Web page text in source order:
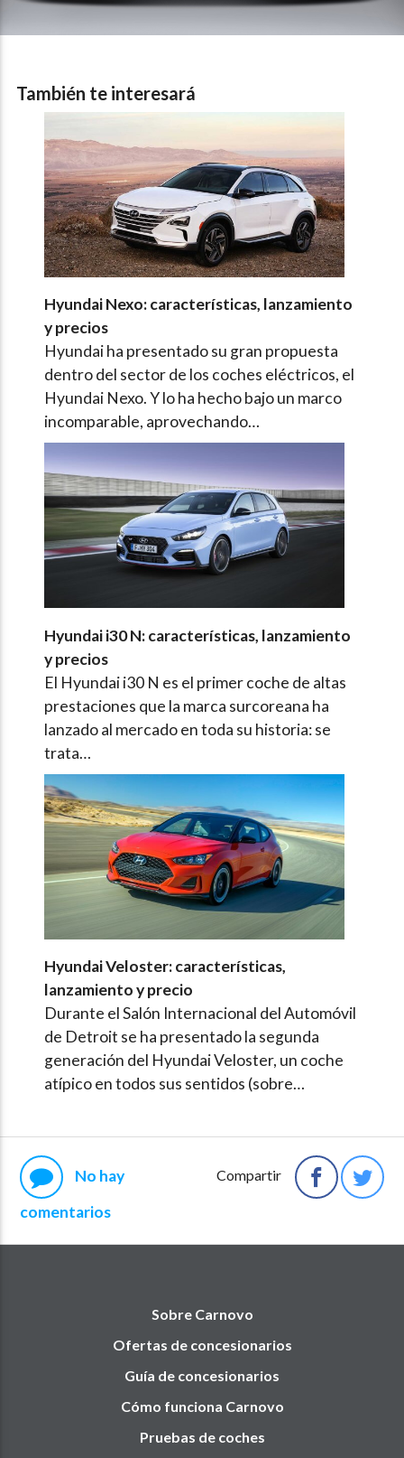
También te interesará
Hyundai Nexo: características, lanzamiento
y precios
Hyundai ha presentado su gran propuesta
dentro del sector de los coches eléctricos, el
Hyundai Nexo. Y lo ha hecho bajo un marco
incomparable, aprovechando…
Hyundai i30 N: características, lanzamiento
y precios
El Hyundai i30 N es el primer coche de altas
prestaciones que la marca surcoreana ha
lanzado al mercado en toda su historia: se
trata…
Hyundai Veloster: características,
lanzamiento y precio
Durante el Salón Internacional del Automóvil
de Detroit se ha presentado la segunda
generación del Hyundai Veloster, un coche
atípico en todos sus sentidos (sobre…
Compartir
No hay
comentarios
Sobre Carnovo
Ofertas de concesionarios
Guía de concesionarios
Cómo funciona Carnovo
Pruebas de coches